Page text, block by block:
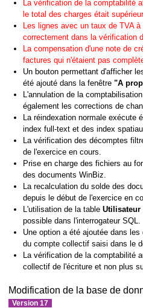
La vérification de la comptabilité
le total des charges était
Les lignes avec un taux de TVA
correctement dans la vérification
La compensation d'une note de
factures qui n'étaient pas
Un bouton permettant d'afficher
été ajouté dans la fenêtre "A
L'annulation de la
également les corrections de
La réindexation normale exécute
index full-text et des index
La vérification des décomptes
de l'exercice en cours.
Prise en charge des fichiers au
des documents WinBiz.
La recalculation du solde des
depuis le début de l'exercice en
L'utilisation de la table Utilisateur
possible dans l'interrogateur SQL.
Une option a été ajoutée dans
du compte collectif saisi dans le
La vérification de la comptabilité
collectif de l'écriture et non plus
Modification de la base de
Version 17